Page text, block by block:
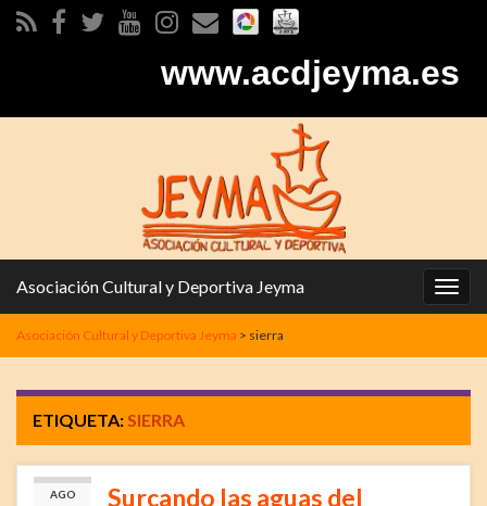
www.acdjeyma.es
la
Asociación Cultural y Deportiva Jeyma
Asociación Cultural y Deportiva Jeyma > sierra
ETIQUETA: SIERRA
AGO
Surcando las aguas del